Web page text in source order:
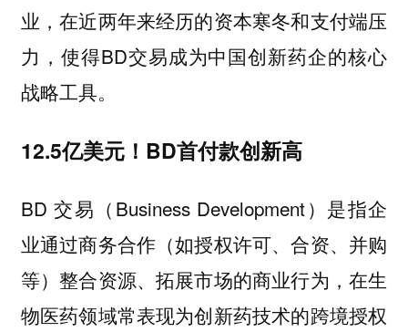
业，在近两年来经历的资本寒冬和支付端压
力，使得BD交易成为中国创新药企的核心
战略工具。
12.5亿美元！BD首付款创新高
BD 交易（Business Development）是指企
业通过商务合作（如授权许可、合资、并购
等）整合资源、拓展市场的商业行为，在生
物医药领域常表现为创新药技术的跨境授权